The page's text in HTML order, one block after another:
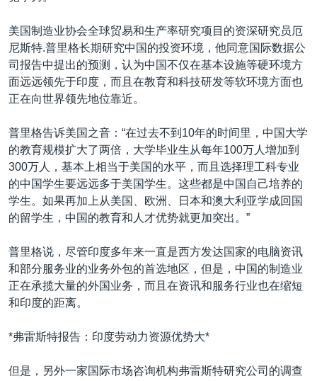
美国制造业协会全球贸易和生产率研究项目的资深研究员厄
尼斯特.普里格长期研究中国的投资环境，他同意国际数据公
司报告中提出的预测，认为中国不仅在基本设施等硬环境方
面远远领先于印度，而且在教育和科技研发等软环境方面也
正在向世界领先地位靠近。
普里格告诉美国之音：“在过去不到10年的时间里，中国大学
的教育规模扩大了两倍，大学毕业生从每年100万人增加到
300万人，基本上相当于美国的水平，而且选择理工科专业
的中国学生要远远多于美国学生。这些都是中国自己培养的
学生。如果再加上从美国、欧洲、日本和澳大利亚学成回国
的留学生，中国的教育和人才优势就更加突出。”
普里格说，尽管印度多年来一直是西方发达国家的电脑资讯
和部分服务业的业务外包的首选地区，但是，中国的制造业
正在承揽大量的外国业务，而且在资讯和服务行业也在缩短
和印度的距离。
*弗雷斯特报告：印度劳动力资源优势大*
但是，另外一家国际市场咨询机构弗雷斯特研究公司的调查